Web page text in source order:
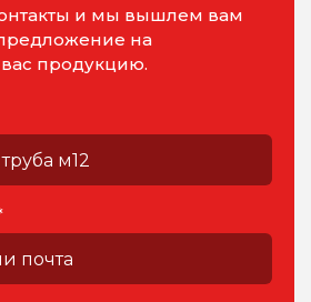
и мы вышлем вам
на
продукцию.